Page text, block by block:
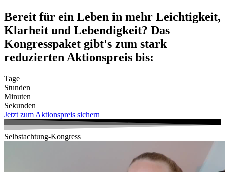
Zum
Inhalt
wechseln
Bereit für ein Leben in mehr Leichtigkeit,
Klarheit und Lebendigkeit? Das
Kongresspaket gibt's zum stark
reduzierten Aktionspreis bis:
Tage
Stunden
Minuten
Sekunden
Jetzt zum Aktionspreis sichern
Selbstachtung-Kongress